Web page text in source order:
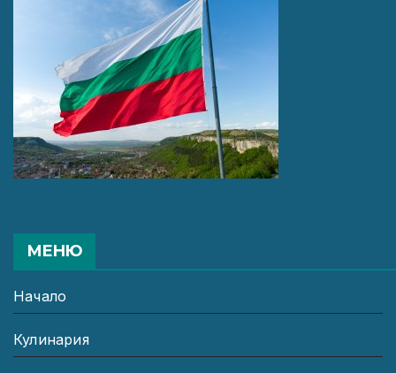
МЕНЮ
Начало
Кулинария